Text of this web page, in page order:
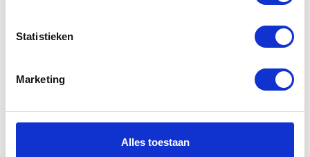
Statistieken
Marketing
Alles toestaan
Alpinestars
Huntsman
leather jacket
Rukka Aramos
Jacket